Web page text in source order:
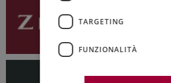
TARGETING
FUNZIONALITÀ